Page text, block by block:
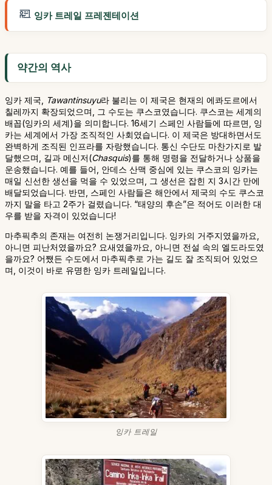
잉카 트레일 프레젠테이션
약간의 역사
잉카 제국, Tawantinsuyu라 불리는 이 제국은 현재의 에콰도르에서
칠레까지 확장되었으며, 그 수도는 쿠스코였습니다. 쿠스코는 세계의
배꼽(잉카의 세계)을 의미합니다. 16세기 스페인 사람들에 따르면, 잉
카는 세계에서 가장 조직적인 사회였습니다. 이 제국은 방대하면서도
완벽하게 조직된 인프라를 자랑했습니다. 통신 수단도 마찬가지로 발
달했으며, 길과 메신저(Chasquis)를 통해 명령을 전달하거나 상품을
운송했습니다. 예를 들어, 안데스 산맥 중심에 있는 쿠스코의 잉카는
매일 신선한 생선을 먹을 수 있었으며, 그 생선은 잡힌 지 3시간 만에
배달되었습니다. 반면, 스페인 사람들은 해안에서 제국의 수도 쿠스코
까지 말을 타고 2주가 걸렸습니다. “태양의 후손”은 적어도 이러한 대
우를 받을 자격이 있었습니다!
마추픽추의 존재는 여전히 논쟁거리입니다. 잉카의 거주지였을까요,
아니면 피난처였을까요? 요새였을까요, 아니면 전설 속의 엘도라도였
을까요? 어쨌든 수도에서 마추픽추로 가는 길도 잘 조직되어 있었으
며, 이것이 바로 유명한 잉카 트레일입니다.
잉카 트레일